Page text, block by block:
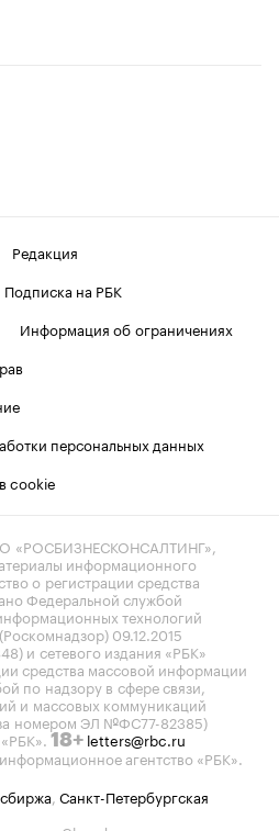
Редакция
Подписка на РБК
Информация об ограничениях
персональных данных
cookie
«РОСБИЗНЕСКОНСАЛТИНГ»,
информационного
о регистрации средства
Федеральной службой
технологий
09.12.2015
и сетевого издания «РБК»
средства массовой информации
по надзору в сфере связи,
и массовых коммуникаций
номером ЭЛ №ФС77-82385)
18+ letters@rbc.ru
агентство «РБК».
Санкт-Петербургская